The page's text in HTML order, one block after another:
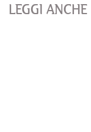
LEGGI ANCHE